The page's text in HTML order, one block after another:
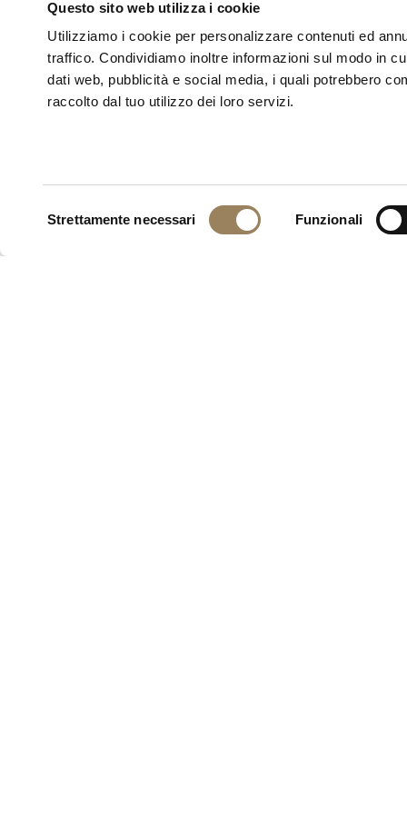
Questo sito web utilizza i cookie
Utilizziamo i cookie per personalizzare contenuti ed
traffico. Condividiamo inoltre informazioni sul modo in
dati web, pubblicità e social media, i quali potrebbero
raccolto dal tuo utilizzo dei loro servizi.
Strettamente necessari Funzionali